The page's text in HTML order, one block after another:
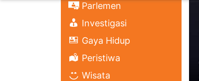
Parlemen
Investigasi
Gaya Hidup
Peristiwa
Wisata